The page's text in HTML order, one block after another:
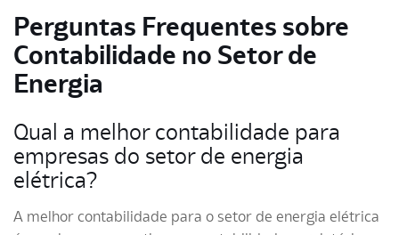
Perguntas Frequentes sobre
Contabilidade no Setor de
Energia
Qual a melhor contabilidade para
empresas do setor de energia
elétrica?
A melhor contabilidade para o setor de energia elétrica